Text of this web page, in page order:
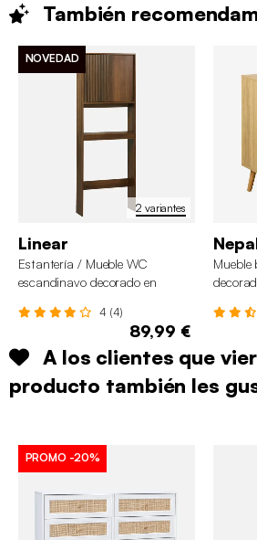
También
2 variantes
NOVEDAD
Linear
Estantería / Mueble WC
escandinavo decorado en
4 (4)
89,99 €
A los clientes que
producto también les
PROMO -20%